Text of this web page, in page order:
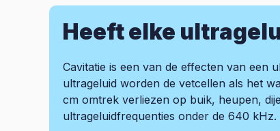
Heeft elke
Cavitatie is een van de effecten van een
ultrageluid worden de vetcellen als het
cm omtrek verliezen op buik, heupen,
ultrageluidfrequenties onder de 640 kHz.